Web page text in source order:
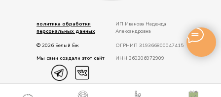
© 2026 Белый Ёж
Мы сами создали этот сайт
ИП Иванова Надежда
Александровна
ОГРНИП 319366800047415
ИНН 360306972909
политика обработки
персональных данных